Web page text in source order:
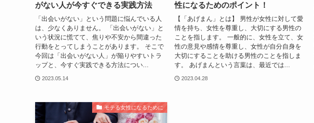
がない人が今すぐできる実践方法
「出会いがない」という問題に悩んでいる人
は、少なくありません。 「出会いがない」と
いう状況に慌てて、焦りや不安から間違った
行動をとってしまうことがあります。 そこで
今回は「出会いがない人」が陥りやすいトラ
ップと、今すぐ実践できる方法につい...
2023.05.14
性になるためのポイント！
【「あげまん」とは】 男性が女性に対して愛
情を持ち、女性を尊重し、大切にする男性の
ことを指します。 一般的に、女性を立て、女
性の意見や感情を尊重し、女性が自分自身を
大切にすることを助ける男性のことを指しま
す。 あげまんという言葉は、最近では...
2023.04.28
モテる女性になるために